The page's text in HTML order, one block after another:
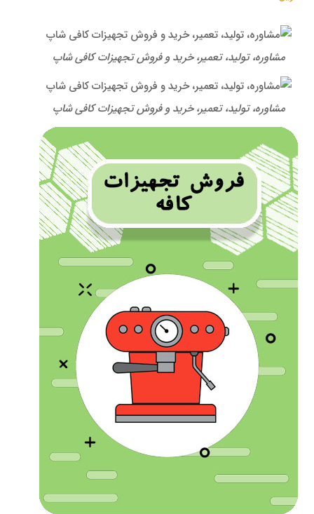
مشاوره، تولید، تعمیر، خرید و فروش تجهیزات کافی شاپ
مشاوره، تولید، تعمیر، خرید و فروش تجهیزات کافی شاپ